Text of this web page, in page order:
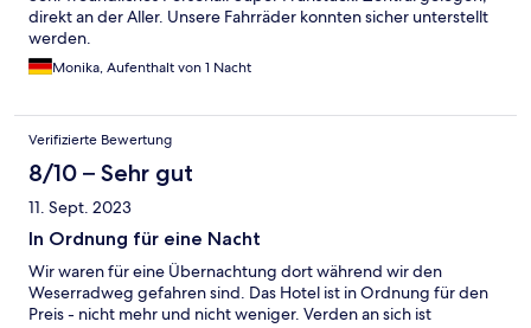
direkt an der Aller. Unsere Fahrräder konnten sicher unterstellt
werden.
Monika, Aufenthalt von 1 Nacht
Verifizierte Bewertung
8/10 – Sehr gut
11. Sept. 2023
In Ordnung für eine Nacht
Wir waren für eine Übernachtung dort während wir den
Weserradweg gefahren sind. Das Hotel ist in Ordnung für den
Preis - nicht mehr und nicht weniger. Verden an sich ist